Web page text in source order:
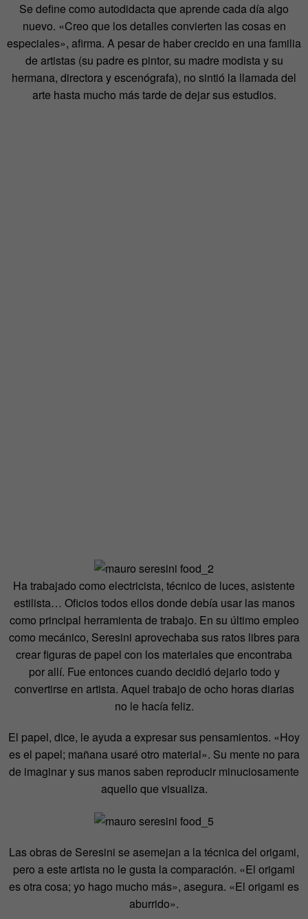
Se define como autodidacta que aprende cada día algo
nuevo. «Creo que los detalles convierten las cosas en
especiales», afirma. A pesar de haber crecido en una familia
de artistas (su padre es pintor, su madre modista y su
hermana, directora y escenógrafa), no sintió la llamada del
arte hasta mucho más tarde de dejar sus estudios.
Ha trabajado como electricista, técnico de luces, asistente
estilista… Oficios todos ellos donde debía usar las manos
como principal herramienta de trabajo. En su último empleo
como mecánico, Seresini aprovechaba sus ratos libres para
crear figuras de papel con los materiales que encontraba
por allí. Fue entonces cuando decidió dejarlo todo y
convertirse en artista. Aquel trabajo de ocho horas diarias
no le hacía feliz.
El papel, dice, le ayuda a expresar sus pensamientos. «Hoy
es el papel; mañana usaré otro material». Su mente no para
de imaginar y sus manos saben reproducir minuciosamente
aquello que visualiza.
Las obras de Seresini se asemejan a la técnica del origami,
pero a este artista no le gusta la comparación. «El origami
es otra cosa; yo hago mucho más», asegura. «El origami es
aburrido».